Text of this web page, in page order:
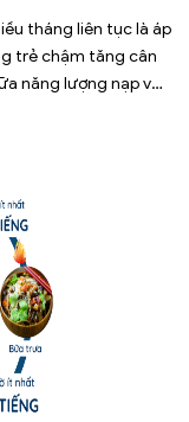
tháng liên tục là áp
trẻ chậm tăng cân
năng lượng nạp vào